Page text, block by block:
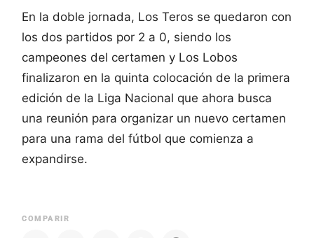
En la doble jornada, Los Teros se quedaron con
los dos partidos por 2 a 0, siendo los
campeones del certamen y Los Lobos
finalizaron en la quinta colocación de la primera
edición de la Liga Nacional que ahora busca
una reunión para organizar un nuevo certamen
para una rama del fútbol que comienza a
expandirse.
COMPARIR